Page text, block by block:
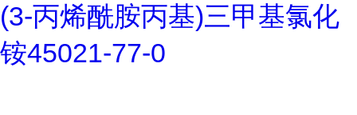
(3-丙烯酰胺丙基)三甲基氯化
铵45021-77-0